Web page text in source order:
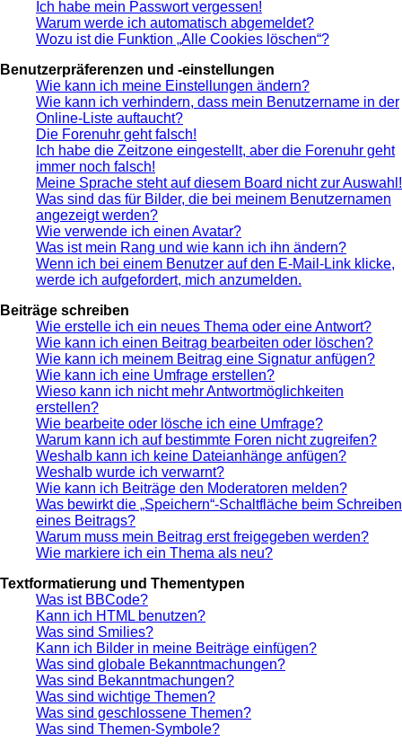
Ich habe mein Passwort vergessen!
Warum werde ich automatisch abgemeldet?
Wozu ist die Funktion „Alle Cookies löschen“?
Benutzerpräferenzen und -einstellungen
Wie kann ich meine Einstellungen ändern?
Wie kann ich verhindern, dass mein Benutzername in der
Online-Liste auftaucht?
Die Forenuhr geht falsch!
Ich habe die Zeitzone eingestellt, aber die Forenuhr geht
immer noch falsch!
Meine Sprache steht auf diesem Board nicht zur Auswahl!
Was sind das für Bilder, die bei meinem Benutzernamen
angezeigt werden?
Wie verwende ich einen Avatar?
Was ist mein Rang und wie kann ich ihn ändern?
Wenn ich bei einem Benutzer auf den E-Mail-Link klicke,
werde ich aufgefordert, mich anzumelden.
Beiträge schreiben
Wie erstelle ich ein neues Thema oder eine Antwort?
Wie kann ich einen Beitrag bearbeiten oder löschen?
Wie kann ich meinem Beitrag eine Signatur anfügen?
Wie kann ich eine Umfrage erstellen?
Wieso kann ich nicht mehr Antwortmöglichkeiten
erstellen?
Wie bearbeite oder lösche ich eine Umfrage?
Warum kann ich auf bestimmte Foren nicht zugreifen?
Weshalb kann ich keine Dateianhänge anfügen?
Weshalb wurde ich verwarnt?
Wie kann ich Beiträge den Moderatoren melden?
Was bewirkt die „Speichern“-Schaltfläche beim Schreiben
eines Beitrags?
Warum muss mein Beitrag erst freigegeben werden?
Wie markiere ich ein Thema als neu?
Textformatierung und Thementypen
Was ist BBCode?
Kann ich HTML benutzen?
Was sind Smilies?
Kann ich Bilder in meine Beiträge einfügen?
Was sind globale Bekanntmachungen?
Was sind Bekanntmachungen?
Was sind wichtige Themen?
Was sind geschlossene Themen?
Was sind Themen-Symbole?